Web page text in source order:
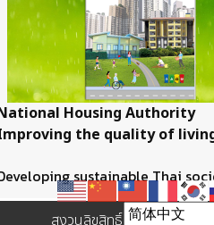
Housing Authority
the quality of
sustainable Thai
สงวนลิขสิทธิ์ © 2557 บริษัท